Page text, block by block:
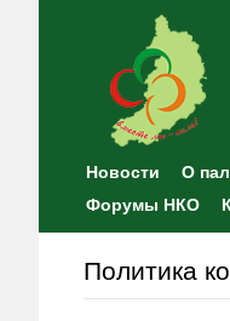
Новости О
Форумы НКО
Политика